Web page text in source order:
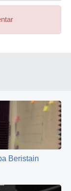
Beristain